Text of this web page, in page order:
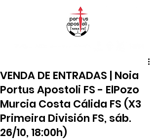
VENDA DE ENTRADAS | Noia
Portus Apostoli FS - ElPozo
Murcia Costa Cálida FS (X3
Primeira División FS, sáb.
26/10, 18:00h)